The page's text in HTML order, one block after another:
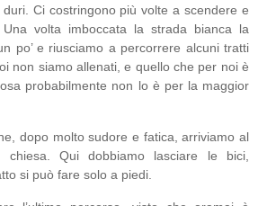
Ci costringono più volte a scendere e
volta imboccata la strada bianca la
po’ e riusciamo a percorrere alcuni tratti
non siamo allenati, e quello che per noi è
probabilmente non lo è per la maggior
dopo molto sudore e fatica, arriviamo al
chiesa. Qui dobbiamo lasciare le bici,
si può fare solo a piedi.